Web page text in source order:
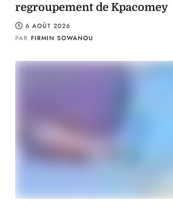
regroupement de Kpacomey
6 AOÛT 2026
PAR FIRMIN SOWANOU